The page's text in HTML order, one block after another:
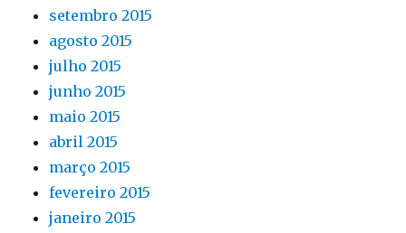
setembro 2015
agosto 2015
julho 2015
junho 2015
maio 2015
abril 2015
março 2015
fevereiro 2015
janeiro 2015